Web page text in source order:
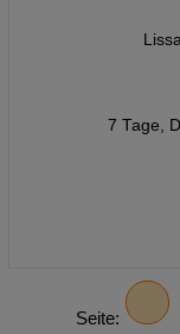
7 Tage,
Seite: